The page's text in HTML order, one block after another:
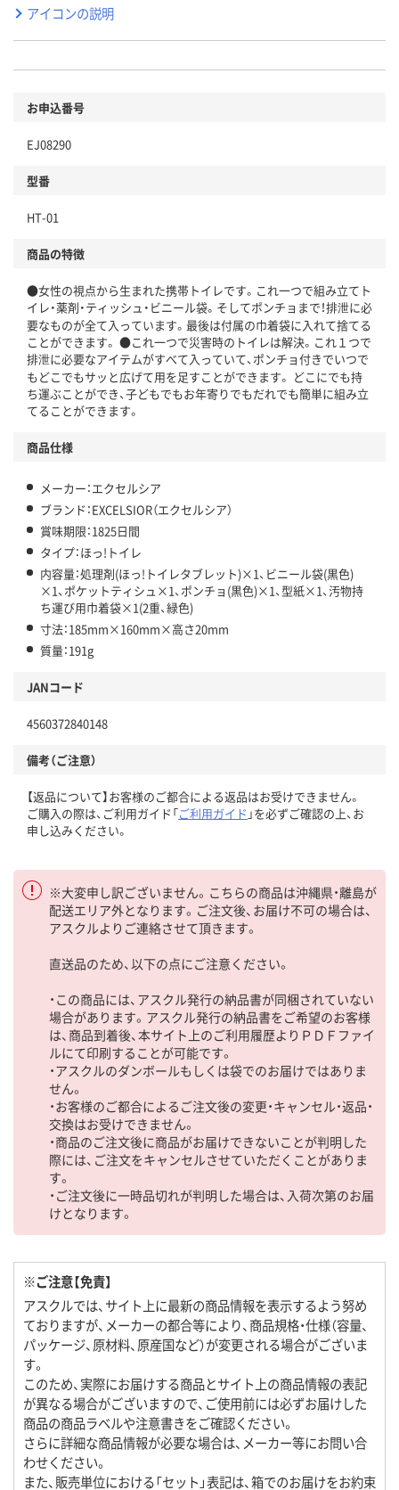
アイコンの説明
お申込番号
EJ08290
型番
HT-01
商品の特徴
●女性の視点から生まれた携帯トイレです。これ一つで組み立てト
イレ・薬剤・ティッシュ・ビニール袋。そしてポンチョまで！排泄に必
要なものが全て入っています。最後は付属の巾着袋に入れて捨てる
ことができます。 ●これ一つで災害時のトイレは解決。これ１つで
排泄に必要なアイテムがすべて入っていて、ポンチョ付きでいつで
もどこでもサッと広げて用を足すことができます。 どこにでも持
ち運ぶことができ、子どもでもお年寄りでもだれでも簡単に組み立
てることができます。
商品仕様
メーカー：エクセルシア
ブランド：EXCELSIOR（エクセルシア）
賞味期限：1825日間
タイプ：ほっ!トイレ
内容量：処理剤(ほっ!トイレタブレット)×1、ビニール袋(黒色)
×1、ポケットティシュ×1、ポンチョ(黒色)×1、型紙×1、汚物持
ち運び用巾着袋×1(2重、緑色)
寸法：185mm×160mm×高さ20mm
質量：191g
JANコード
4560372840148
備考（ご注意）
【返品について】お客様のご都合による返品はお受けできません。
ご購入の際は、ご利用ガイド「ご利用ガイド 」を必ずご確認の上、お
申し込みください。
※大変申し訳ございません。こちらの商品は沖縄県・離島が
配送エリア外となります。ご注文後、お届け不可の場合は、
アスクルよりご連絡させて頂きます。
直送品のため、以下の点にご注意ください。
・この商品には、アスクル発行の納品書が同梱されていない
場合があります。アスクル発行の納品書をご希望のお客様
は、商品到着後、本サイト上のご利用履歴よりＰＤＦファイ
ルにて印刷することが可能です。
・アスクルのダンボールもしくは袋でのお届けではありま
せん。
・お客様のご都合によるご注文後の変更・キャンセル・返品・
交換はお受けできません。
・商品のご注文後に商品がお届けできないことが判明した
際には、ご注文をキャンセルさせていただくことがありま
す。
・ご注文後に一時品切れが判明した場合は、入荷次第のお届
けとなります。
※ご注意【免責】
アスクルでは、サイト上に最新の商品情報を表示するよう努め
ておりますが、メーカーの都合等により、商品規格・仕様（容量、
パッケージ、原材料、原産国など）が変更される場合がございま
す。
このため、実際にお届けする商品とサイト上の商品情報の表記
が異なる場合がございますので、ご使用前には必ずお届けした
商品の商品ラベルや注意書きをご確認ください。
さらに詳細な商品情報が必要な場合は、メーカー等にお問い合
わせください。
また、販売単位における「セット」表記は、箱でのお届けをお約束